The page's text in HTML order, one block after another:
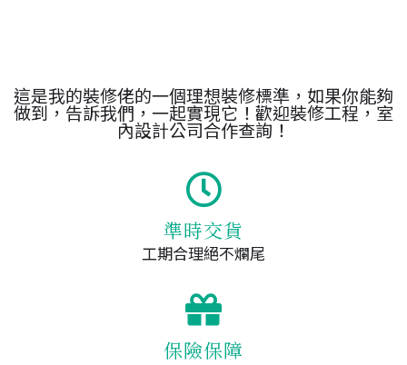
這是我的裝修佬的一個理想裝修標準，如果你能夠
做到，告訴我們，一起實現它！歡迎裝修工程，室
內設計公司合作查詢！
準時交貨
工期合理絕不爛尾
保險保障